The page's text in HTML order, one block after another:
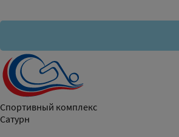
Спортивный комплекс
Сатурн